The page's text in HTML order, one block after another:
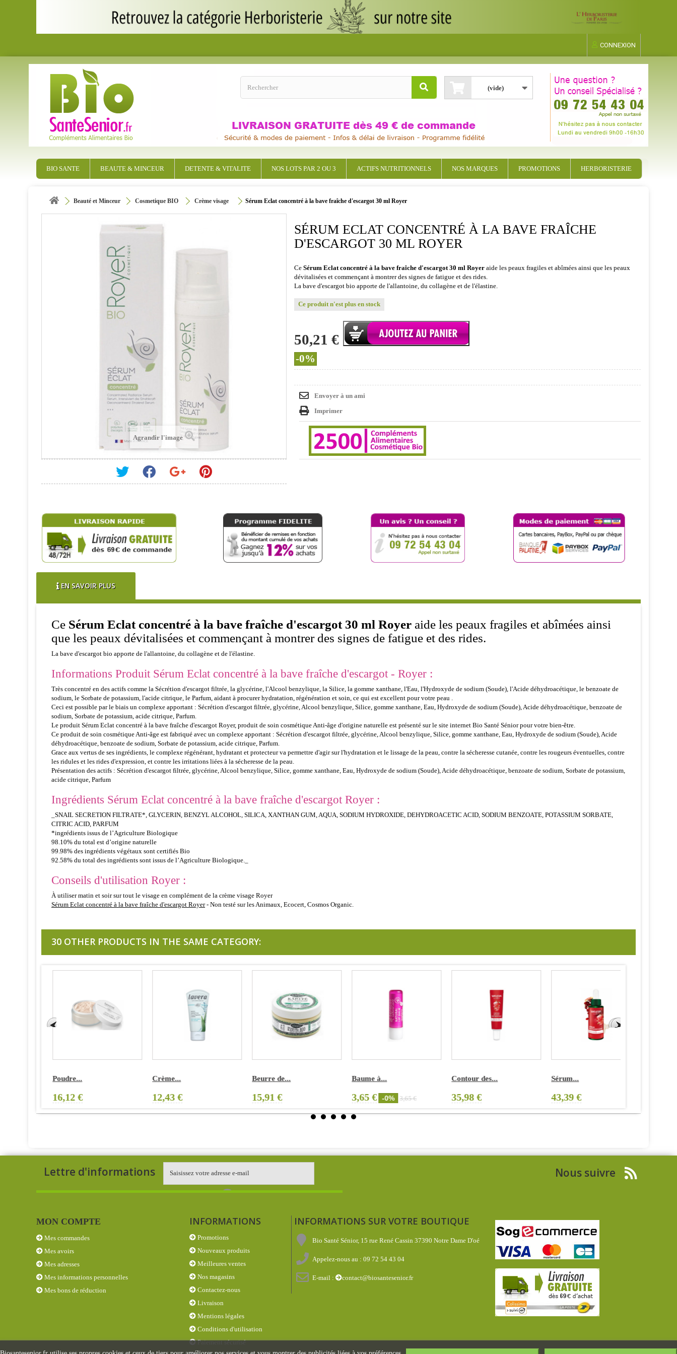
CONNEXION
(vide)
BIO SANTE BEAUTE & MINCEUR DETENTE & VITALITE NOS LOTS PAR 2 OU 3 ACTIFS NUTRITIONNELS NOS MARQUES PROMOTIONS HERBORISTERIE
Beauté et Minceur Cosmetique BIO Crème visage Sérum Eclat concentré à la bave fraîche d'escargot 30 ml Royer
Agrandir l'image
SÉRUM ECLAT CONCENTRÉ À LA BAVE FRAÎCHE
D'ESCARGOT 30 ML ROYER
CeSérum Eclat concentré à la bave fraîche d'escargot 30 ml Royer aide les peaux fragiles et abîmées ainsi que les peaux
dévitalisées et commençant à montrer des signes de fatigue et des rides.
La bave d'escargot bio apporte de l'allantoine, du collagène et de l'élastine.
Ce produit n'est plus en stock
50,21 €
-0%
Envoyer à un ami
Imprimer
EN SAVOIR PLUS
Ce Sérum Eclat concentré à la bave fraîche d'escargot 30 ml Royer aide les peaux fragiles et abîmées ainsi
que les peaux dévitalisées et commençant à montrer des signes de fatigue et des rides.
La bave d'escargot bio apporte de l'allantoine, du collagène et de l'élastine.
Informations Produit Sérum Eclat concentré à la bave fraîche d'escargot - Royer :
Très concentré en des actifs comme la Sécrétion d'escargot filtrée, la glycérine, l'Alcool benzylique, la Silice, la gomme xanthane, l'Eau, l'Hydroxyde de sodium (Soude), l'Acide déhydroacétique, le benzoate de
sodium, le Sorbate de potassium, l'acide citrique, le Parfum, aidant à procurer hydratation, régénération et soin, ce qui est excellent pour votre peau .
Ceci est possible par le biais un complexe apportant : Sécrétion d'escargot filtrée, glycérine, Alcool benzylique, Silice, gomme xanthane, Eau, Hydroxyde de sodium (Soude), Acide déhydroacétique, benzoate de
sodium, Sorbate de potassium, acide citrique, Parfum.
Le produit Sérum Eclat concentré à la bave fraîche d'escargot Royer, produit de soin cosmétique Anti-âge d'origine naturelle est présenté sur le site internet Bio Santé Sénior pour votre bien-être.
Ce produit de soin cosmétique Anti-âge est fabriqué avec un complexe apportant : Sécrétion d'escargot filtrée, glycérine, Alcool benzylique, Silice, gomme xanthane, Eau, Hydroxyde de sodium (Soude), Acide
déhydroacétique, benzoate de sodium, Sorbate de potassium, acide citrique, Parfum.
Grace aux vertus de ses ingrédients, le complexe régénérant, hydratant et protecteur va permettre d'agir sur l'hydratation et le lissage de la peau, contre la sécheresse cutanée, contre les rougeurs éventuelles, contre
les ridules et les rides d'expression, et contre les irritations liées à la sécheresse de la peau.
Présentation des actifs : Sécrétion d'escargot filtrée, glycérine, Alcool benzylique, Silice, gomme xanthane, Eau, Hydroxyde de sodium (Soude), Acide déhydroacétique, benzoate de sodium, Sorbate de potassium,
acide citrique, Parfum
Ingrédients Sérum Eclat concentré à la bave fraîche d'escargot Royer :
_SNAIL SECRETION FILTRATE*, GLYCERIN, BENZYL ALCOHOL, SILICA, XANTHAN GUM, AQUA, SODIUM HYDROXIDE, DEHYDROACETIC ACID, SODIUM BENZOATE, POTASSIUM SORBATE,
CITRIC ACID, PARFUM
*ingrédients issus de l’Agriculture Biologique
98.10% du total est d’origine naturelle
99.98% des ingrédients végétaux sont certifiés Bio
92.58% du total des ingrédients sont issus de l’Agriculture Biologique._
Conseils d'utilisation Royer :
À utiliser matin et soir sur tout le visage en complément de la crème visage Royer
Sérum Eclat concentré à la bave fraîche d'escargot Royer- Non testé sur les Animaux, Ecocert, Cosmos Organic.
30 OTHER PRODUCTS IN THE SAME CATEGORY:
Poudre...
16,12 €
Crème...
12,43 €
Beurre de...
15,91 €
Baume à...
3,65 € -0% 3,65 €
Contour des...
35,98 €
Sérum...
43,39 €
Lettre d'informations Nous suivre
MON COMPTE
Mes commandes
Mes avoirs
Mes adresses
Mes informations personnelles
Mes bons de réduction
INFORMATIONS
Promotions
Nouveaux produits
Meilleures ventes
Nos magasins
Contactez-nous
Livraison
Mentions légales
Conditions d'utilisation
Paiement sécurisé
INFORMATIONS SUR VOTRE BOUTIQUE
Bio Santé Sénior, 15 rue René Cassin 37390 Notre Dame D'oé
Appelez-nous au :09 72 54 43 04
E-mail : contact@biosantesenior.fr